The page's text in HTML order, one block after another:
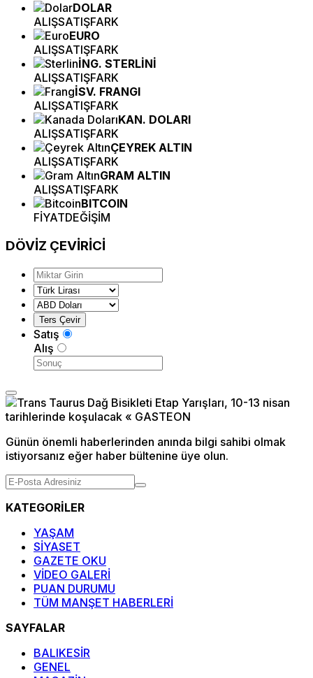
DOLAR
ALIŞSATIŞFARK
EURO
ALIŞSATIŞFARK
İNG. STERLİNİ
ALIŞSATIŞFARK
İSV. FRANGI
ALIŞSATIŞFARK
KAN. DOLARI
ALIŞSATIŞFARK
ÇEYREK ALTIN
ALIŞSATIŞFARK
GRAM ALTIN
ALIŞSATIŞFARK
BITCOIN
FİYATDEĞİŞİM
DÖVİZ ÇEVİRİCİ
Satış
Alış
Günün önemli haberlerinden anında bilgi sahibi olmak
istiyorsanız eğer haber bültenine üye olun.
KATEGORİLER
YAŞAM
SİYASET
GAZETE OKU
VİDEO GALERİ
PUAN DURUMU
TÜM MANŞET HABERLERİ
SAYFALAR
BALIKESİR
GENEL